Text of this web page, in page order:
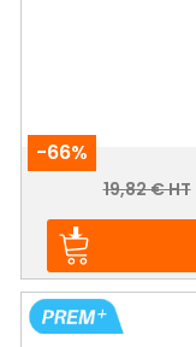
-66%
Prix
Prix
19,82 € HT